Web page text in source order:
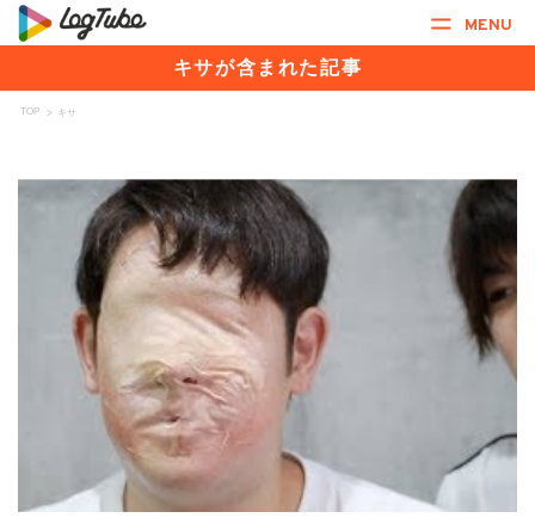
MENU
キサが含まれた記事
TOP > キサ